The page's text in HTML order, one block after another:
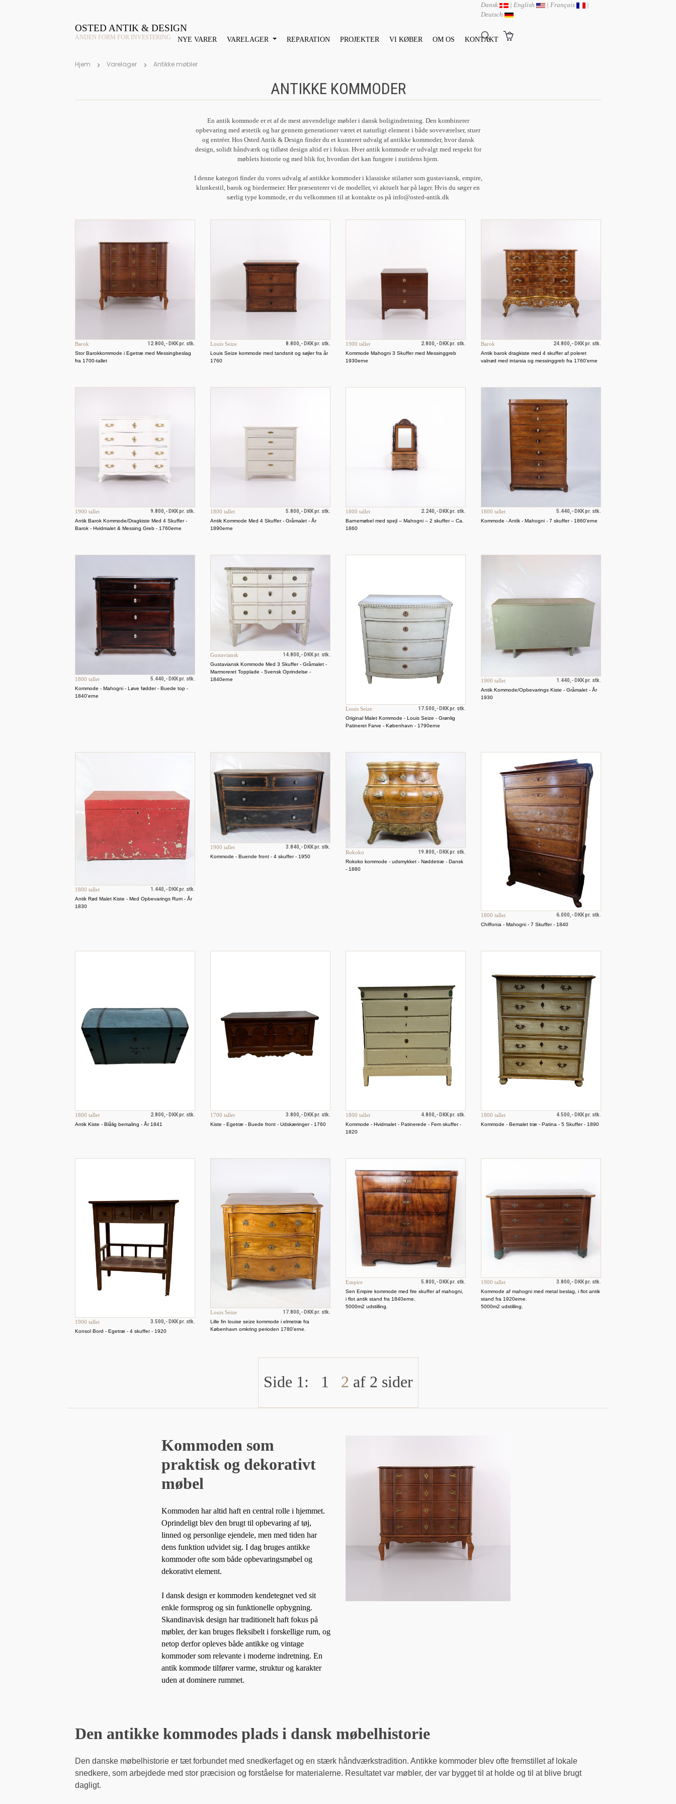
OSTED ANTIK & DESIGN
ANDEN FORM FOR INVESTERING NYE VARER VARELAGER REPARATION PROJEKTER VI KØBER OM OS KONTAKT
Dansk | English | Français
|
Deutsch
Hjem Varelager Antikke møbler
ANTIKKE KOMMODER
En antik kommode er et af de mest anvendelige møbler i dansk boligindretning. Den kombinerer
opbevaring med æstetik og har gennem generationer været et naturligt element i både soveværelser, stuer
og entréer. Hos Osted Antik & Design finder du et kurateret udvalg af antikke kommoder, hvor dansk
design, solidt håndværk og tidløst design altid er i fokus. Hver antik kommode er udvalgt med respekt for
møblets historie og med blik for, hvordan det kan fungere i nutidens hjem.
I denne kategori finder du vores udvalg af antikke kommoder i klassiske stilarter som gustaviansk, empire,
klunkestil, barok og biedermeier. Her præsenterer vi de modeller, vi aktuelt har på lager. Hvis du søger en
særlig type kommode, er du velkommen til at kontakte os på info@osted-antik.dk
Barok
12.800,- DKK pr. stk.
Stor Barokkommode i Egetræ med Messingbeslag
fra 1700-tallet
Louis Seize
8.800,- DKK pr. stk.
Louis Seize kommode med tandsnit og søjler fra år
1760
1900 tallet
2.800,- DKK pr. stk.
Kommode Mahogni 3 Skuffer med Messinggreb
1930erne
Barok
24.800,- DKK pr. stk.
Antik barok dragkiste med 4 skuffer af poleret
valnød med intarsia og messinggreb fra 1760'erne
1900 tallet
9.800,- DKK pr. stk.
Antik Barok Kommode/Dragkiste Med 4 Skuffer -
Barok - Hvidmalet & Messing Greb - 1760erne
1800 tallet
5.800,- DKK pr. stk.
Antik Kommode Med 4 Skuffer - Gråmalet - År
1890erne
1800 tallet
2.240,- DKK pr. stk.
Barnemøbel med spejl – Mahogni – 2 skuffer – Ca.
1860
1800 tallet
5.440,- DKK pr. stk.
Kommode - Antik - Mahogni - 7 skuffer - 1860'erne
1800 tallet
5.440,- DKK pr. stk.
Kommode - Mahogni - Løve fødder - Buede top -
1840'erne
Gustaviansk
14.800,- DKK pr. stk.
Gustaviansk Kommode Med 3 Skuffer - Gråmalet -
Marmoreret Topplade - Svensk Oprindelse -
1840erne
Louis Seize
17.500,- DKK pr. stk.
Original Malet Kommode - Louis Seize - Grønlig
Patineret Farve - København - 1790erne
1900 tallet
1.440,- DKK pr. stk.
Antik Kommode/Opbevarings Kiste - Gråmalet - År
1930
1800 tallet
1.440,- DKK pr. stk.
Antik Rød Malet Kiste - Med Opbevarings Rum - År
1830
1900 tallet
3.840,- DKK pr. stk.
Kommode - Buende front - 4 skuffer - 1950
Rokoko
19.800,- DKK pr. stk.
Rokoko kommode - udsmykket - Nøddetræ - Dansk
- 1880
1800 tallet
6.000,- DKK pr. stk.
Chiffonia - Mahogni - 7 Skuffer - 1840
1800 tallet
2.800,- DKK pr. stk.
Antik Kiste - Blålig bemaling - År 1841
1700 tallet
3.800,- DKK pr. stk.
Kiste - Egetræ - Buede front - Udskæringer - 1760
1800 tallet
4.800,- DKK pr. stk.
Kommode - Hvidmalet - Patinerede - Fem skuffer -
1820
1800 tallet
4.500,- DKK pr. stk.
Kommode - Bemalet træ - Patina - 5 Skuffer - 1890
1900 tallet
3.500,- DKK pr. stk.
Konsol Bord - Egetræ - 4 skuffer - 1920
Louis Seize
17.800,- DKK pr. stk.
Lille fin louise seize kommode i elmetræ fra
København omkring perioden 1780'erne.
Empire
5.800,- DKK pr. stk.
Sen Empire kommode med fire skuffer af mahogni,
i flot antik stand fra 1840erne.
5000m2 udstilling.
1900 tallet
3.800,- DKK pr. stk.
Kommode af mahogni med metal beslag, i flot antik
stand fra 1920erne.
5000m2 udstilling.
Side 1: 1 2 af 2 sider
Kommoden som
praktisk og dekorativt
møbel
Kommoden har altid haft en central rolle i hjemmet.
Oprindeligt blev den brugt til opbevaring af tøj,
linned og personlige ejendele, men med tiden har
dens funktion udvidet sig. I dag bruges antikke
kommoder ofte som både opbevaringsmøbel og
dekorativt element.
I dansk design er kommoden kendetegnet ved sit
enkle formsprog og sin funktionelle opbygning.
Skandinavisk design har traditionelt haft fokus på
møbler, der kan bruges fleksibelt i forskellige rum, og
netop derfor opleves både antikke og vintage
kommoder som relevante i moderne indretning. En
antik kommode tilfører varme, struktur og karakter
uden at dominere rummet.
Den antikke kommodes plads i dansk møbelhistorie
Den danske møbelhistorie er tæt forbundet med snedkerfaget og en stærk håndværkstradition. Antikke kommoder blev ofte fremstillet af lokale
snedkere, som arbejdede med stor præcision og forståelse for materialerne. Resultatet var møbler, der var bygget til at holde og til at blive brugt
dagligt.